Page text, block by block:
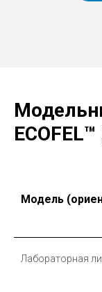
Модель
Лабораторная